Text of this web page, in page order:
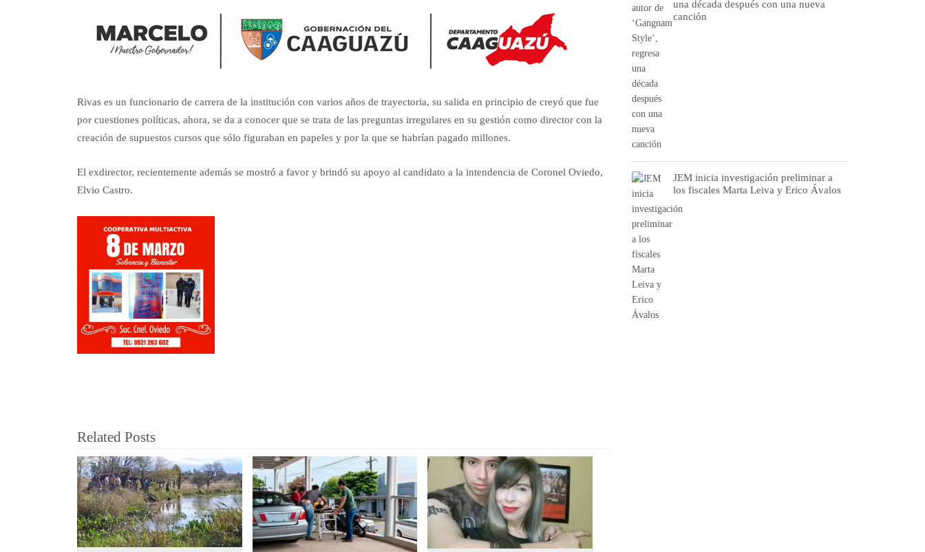
Rivas es un funcionario de carrera de la institución con varios años de trayectoria, su salida en principio de creyó que fue
por cuestiones políticas, ahora, se da a conocer que se trata de las preguntas irregulares en su gestión como director con la
creación de supuestos cursos que sólo figuraban en papeles y por la que se habrían pagado millones.
El exdirector, recientemente además se mostró a favor y brindó su apoyo al candidato a la intendencia de Coronel Oviedo,
Elvio Castro.
Related Posts
una década después con una nueva
canción
JEM inicia investigación preliminar a
los fiscales Marta Leiva y Erico Ávalos